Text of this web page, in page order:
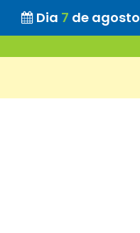
Dia 7 de agosto